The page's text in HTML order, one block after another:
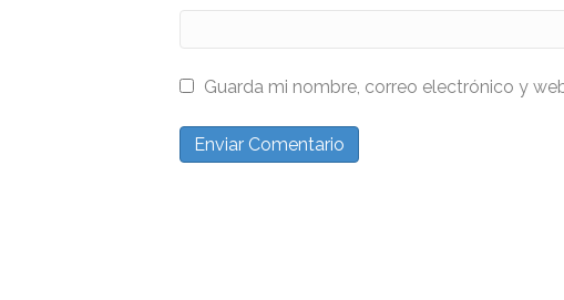
Guarda mi nombre, correo electrónico y